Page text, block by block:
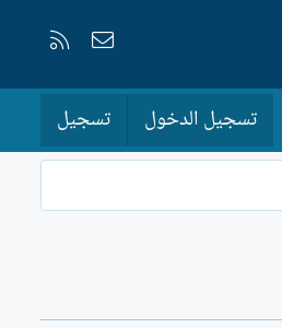
إتصل بنا
تسجيل الدخول تسجيل